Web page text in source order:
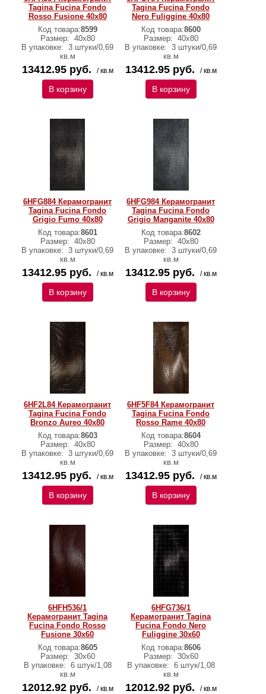
Tagina Fucina Fondo
Rosso Fusione 40x80
Код товара:8599
Размер: 40x80
В упаковке: 3 штуки/0,69
кв.м
13412.95 руб. / кв.м
В корзину
Tagina Fucina Fondo
Nero Fuliggine 40x80
Код товара:8600
Размер: 40x80
В упаковке: 3 штуки/0,69
кв.м
13412.95 руб. / кв.м
В корзину
6HFG884 Керамогранит
Tagina Fucina Fondo
Grigio Fumo 40x80
Код товара:8601
Размер: 40x80
В упаковке: 3 штуки/0,69
кв.м
13412.95 руб. / кв.м
В корзину
6HFG984 Керамогранит
Tagina Fucina Fondo
Grigio Manganite 40x80
Код товара:8602
Размер: 40x80
В упаковке: 3 штуки/0,69
кв.м
13412.95 руб. / кв.м
В корзину
6HF2L84 Керамогранит
Tagina Fucina Fondo
Bronzo Aureo 40x80
Код товара:8603
Размер: 40x80
В упаковке: 3 штуки/0,69
кв.м
13412.95 руб. / кв.м
В корзину
6HF5F84 Керамогранит
Tagina Fucina Fondo
Rosso Rame 40x80
Код товара:8604
Размер: 40x80
В упаковке: 3 штуки/0,69
кв.м
13412.95 руб. / кв.м
В корзину
6HFH536/1
Керамогранит Tagina
Fucina Fondo Rosso
Fusione 30x60
Код товара:8605
Размер: 30x60
В упаковке: 6 штук/1,08
кв.м
12012.92 руб. / кв.м
6HFG736/1
Керамогранит Tagina
Fucina Fondo Nero
Fuliggine 30x60
Код товара:8606
Размер: 30x60
В упаковке: 6 штук/1,08
кв.м
12012.92 руб. / кв.м